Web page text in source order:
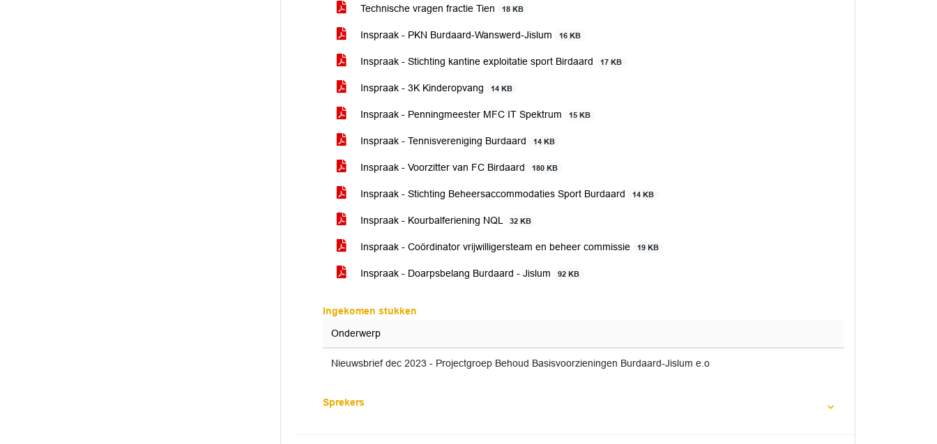
Technische vragen fractie Tien 18 KB
Inspraak - PKN Burdaard-Wanswerd-Jislum 16 KB
Inspraak - Stichting kantine exploitatie sport Birdaard 17 KB
Inspraak - 3K Kinderopvang 14 KB
Inspraak - Penningmeester MFC IT Spektrum 15 KB
Inspraak - Tennisvereniging Burdaard 14 KB
Inspraak - Voorzitter van FC Birdaard 180 KB
Inspraak - Stichting Beheersaccommodaties Sport Burdaard 14 KB
Inspraak - Kourbalferiening NQL 32 KB
Inspraak - Coördinator vrijwilligersteam en beheer commissie 19 KB
Inspraak - Doarpsbelang Burdaard - Jislum 92 KB
Ingekomen stukken
Onderwerp
Nieuwsbrief dec 2023 - Projectgroep Behoud Basisvoorzieningen Burdaard-Jislum e.o
Sprekers